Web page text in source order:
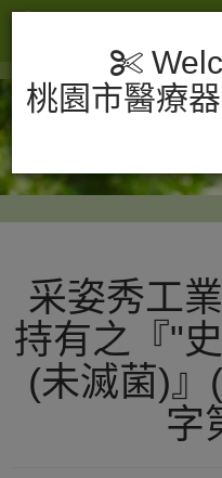
采姿秀工
持有之『"
(未滅菌)
字
桃園市醫療